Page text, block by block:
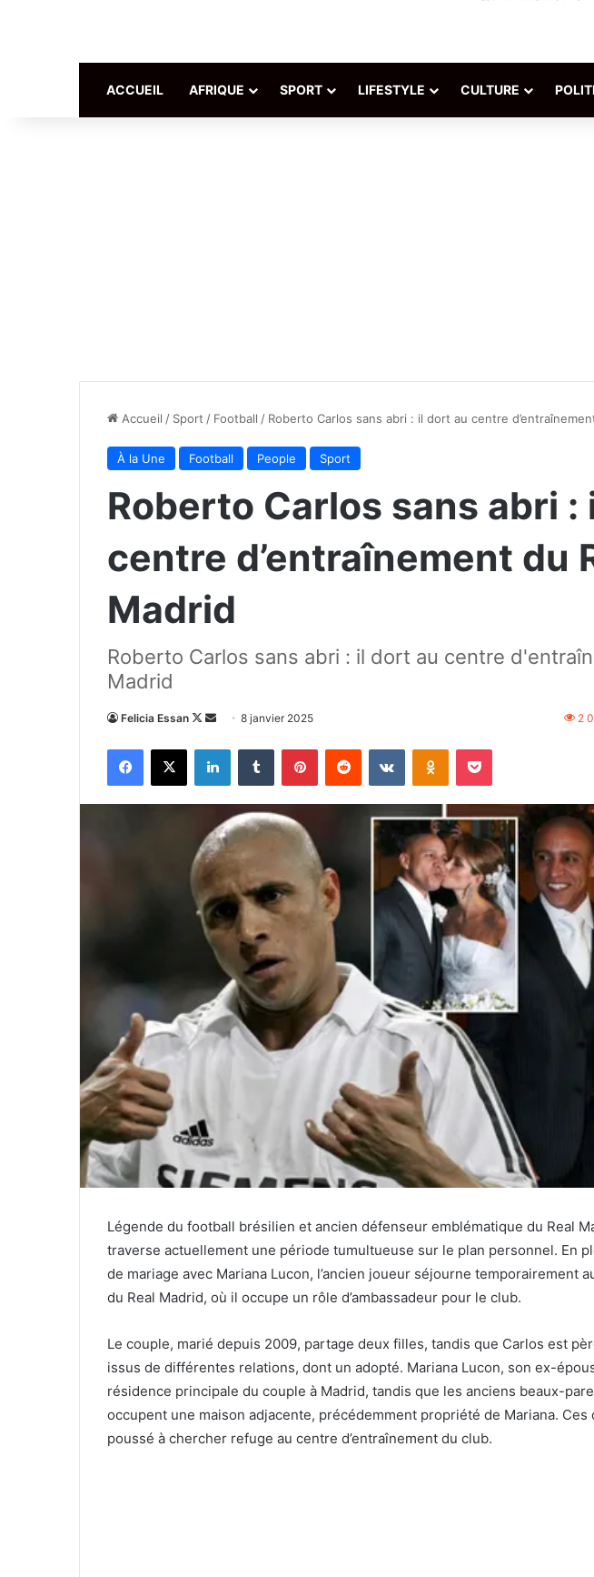
ACCUEIL AFRIQUE SPORT LIFESTYLE CULTURE
Accueil / Sport / Football / Roberto Carlos sans abri : il dort au centre
À la Une Football People Sport
Roberto Carlos sans abri :
centre d’entraînement du
Madrid
Roberto Carlos sans abri : il dort au centre
Madrid
Felicia Essan
Follow
X
Envoyer8 janvier 2025 2
Facebook
X LinkedinTumblr PinterestReddit VKontakteOdnoklassniki
Pocket
Légende du football brésilien et ancien défenseur emblématique du Real
traverse actuellement une période tumultueuse sur le plan personnel. En
de mariage avec Mariana Lucon, l’ancien joueur séjourne temporairement
du Real Madrid, où il occupe un rôle d’ambassadeur pour le club.
Le couple, marié depuis 2009, partage deux filles, tandis que Carlos est
issus de différentes relations, dont un adopté. Mariana Lucon, son ex-
résidence principale du couple à Madrid, tandis que les anciens beaux-
occupent une maison adjacente, précédemment propriété de Mariana. Ces
poussé à chercher refuge au centre d’entraînement du club.